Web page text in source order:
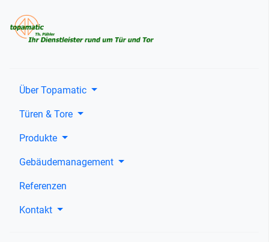
Über Topamatic
Türen & Tore
Produkte
Gebäudemanagement
Referenzen
Kontakt